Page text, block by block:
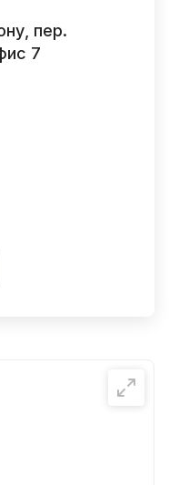
пер.
7